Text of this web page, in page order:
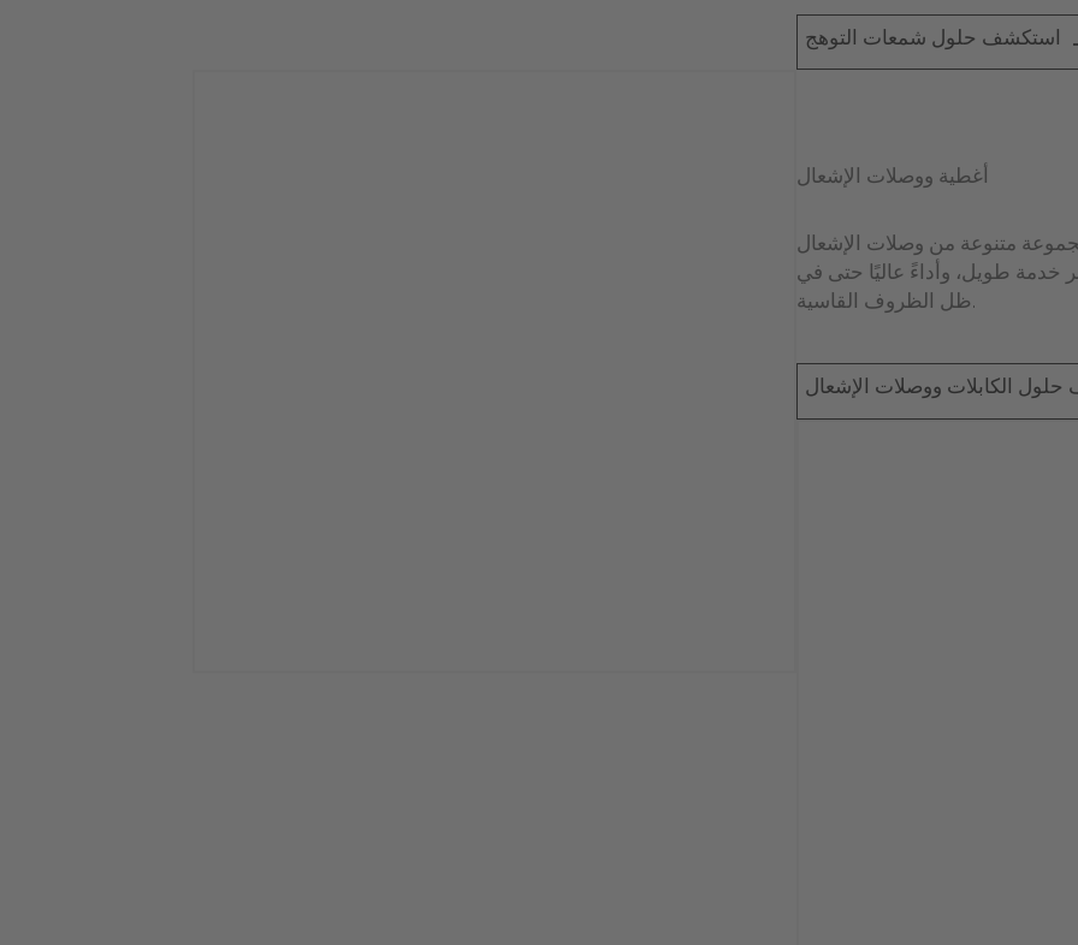
استكشف حلول شمعات التوهج
أغطية ووصلات الإشعال
متنوعة من وصلات الإشعال
خدمة طويل، وأداءً عاليًا حتى في
ظل الظروف القاسية.
الكابلات ووصلات الإشعال